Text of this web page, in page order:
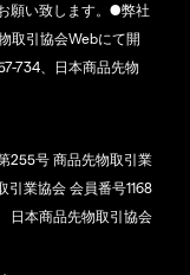
願い致します。●弊社
取引協会Webにて開
734、日本商品先物
255号 商品先物取引業
業協会 会員番号1168
日本商品先物取引協会